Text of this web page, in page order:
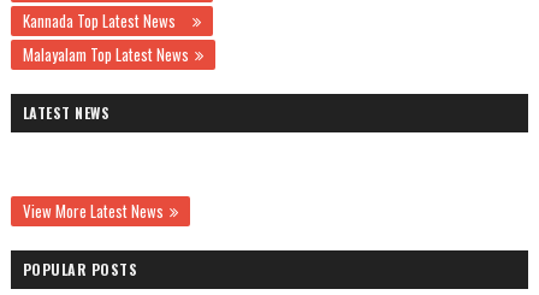
Kannada Top Latest News
Malayalam Top Latest News
LATEST NEWS
View More Latest News
POPULAR POSTS